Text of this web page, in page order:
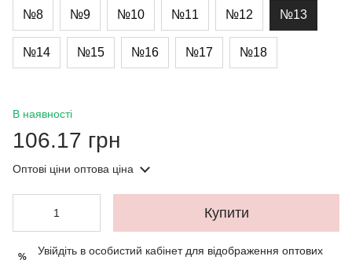
№8 №9 №10 №11 №12 №13
№14 №15 №16 №17 №18
В наявності
106.17 грн
Оптові ціни оптова ціна
Купити
%
Увійдіть в особистий кабінетдля відображення оптових